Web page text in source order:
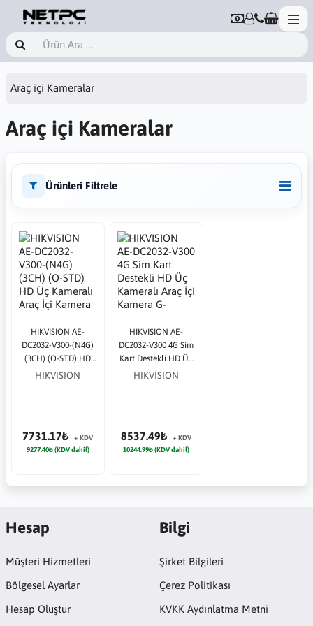
Araç içi Kameralar
Araç içi Kameralar
Ürünleri Filtrele
HIKVISION AE-
DC2032-V300-(N4G)
(3CH) (O-STD) HD
Üç Kameralı Araç İçi
HIKVISION
7731.17₺
+ KDV
9277.40₺ (KDV dahil)
HIKVISION AE-
DC2032-V300 4G Sim
Kart Destekli HD Üç
Kameralı Araç İçi
HIKVISION
8537.49₺
+ KDV
10244.99₺ (KDV dahil)
Hesap
Müşteri Hizmetleri
Bölgesel Ayarlar
Hesap Oluştur
Bilgi
Şirket Bilgileri
Çerez Politikası
KVKK Aydınlatma Metni